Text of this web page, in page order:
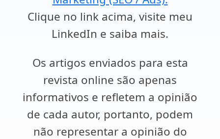
Clique no link acima, visite meu
LinkedIn e saiba mais.
Os artigos enviados para esta
revista online são apenas
informativos e refletem a opinião
de cada autor, portanto, podem
não representar a opinião do